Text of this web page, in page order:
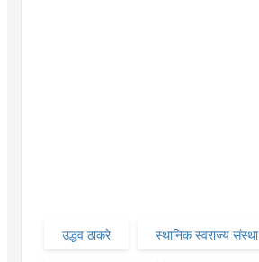
उद्धव ठाकरे स्थानिक स्वराज्य संस्था